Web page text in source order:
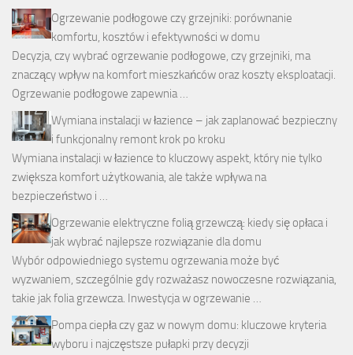
Ogrzewanie podłogowe czy grzejniki: porównanie
komfortu, kosztów i efektywności w domu
Decyzja, czy wybrać ogrzewanie podłogowe, czy grzejniki, ma
znaczący wpływ na komfort mieszkańców oraz koszty eksploatacji.
Ogrzewanie podłogowe zapewnia …
Wymiana instalacji w łazience – jak zaplanować bezpieczny
i funkcjonalny remont krok po kroku
Wymiana instalacji w łazience to kluczowy aspekt, który nie tylko
zwiększa komfort użytkowania, ale także wpływa na
bezpieczeństwo i …
Ogrzewanie elektryczne folią grzewczą: kiedy się opłaca i
jak wybrać najlepsze rozwiązanie dla domu
Wybór odpowiedniego systemu ogrzewania może być
wyzwaniem, szczególnie gdy rozważasz nowoczesne rozwiązania,
takie jak folia grzewcza. Inwestycja w ogrzewanie …
Pompa ciepła czy gaz w nowym domu: kluczowe kryteria
wyboru i najczęstsze pułapki przy decyzji